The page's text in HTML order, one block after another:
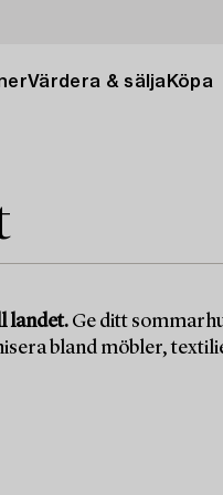
Värdera & sälja Köpa
landet. Ge ditt
bland möbler,